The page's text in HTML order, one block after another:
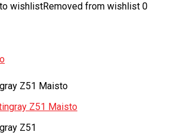
wishlistRemoved from wishlist 0
Z51 Maisto
Z51